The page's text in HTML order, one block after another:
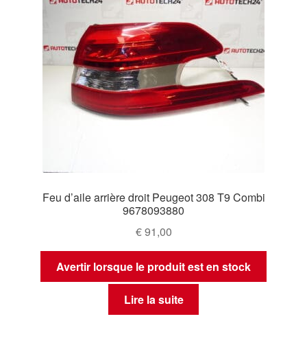
Feu d’aile arrière droit Peugeot 308 T9 Combi
9678093880
€91,00
Avertir lorsque le produit est en stock
Lire la suite